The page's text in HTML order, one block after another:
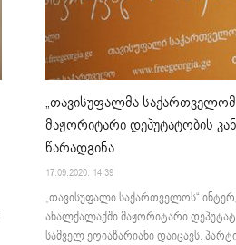
„თავისუფალმა
მაჟორიტარი დეპუტატობის
წარადგინა
17.09.2020. 14:39
„თავისუფალი საქართველოს“
ახალქალაქში მაჟორიტარი
სამველ ეღიაზარიანი დაიცავს.